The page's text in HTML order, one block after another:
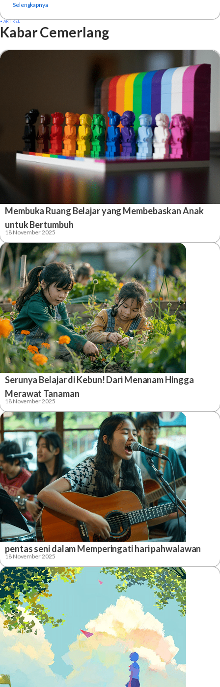
Selengkapnya
• ARTIKEL
Kabar Cemerlang
Membuka Ruang Belajar yang Membebaskan Anak
untuk Bertumbuh
18 November 2025
Serunya Belajar di Kebun! Dari Menanam Hingga
Merawat Tanaman
18 November 2025
pentas seni dalam Memperingati hari pahwalawan
18 November 2025